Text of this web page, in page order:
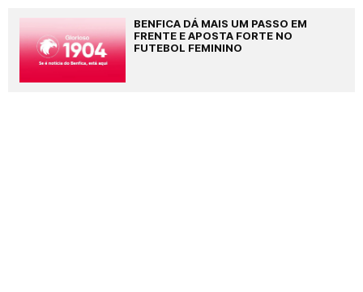
BENFICA DÁ MAIS UM PASSO EM
FRENTE E APOSTA FORTE NO
FUTEBOL FEMININO